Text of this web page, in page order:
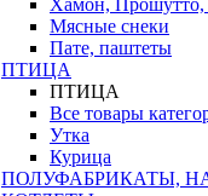
Хамон, Прошутто,
Мясные снеки
Пате, паштеты
ПТИЦА
ПТИЦА
Все товары
Утка
Курица
ПОЛУФАБРИКАТЫ,